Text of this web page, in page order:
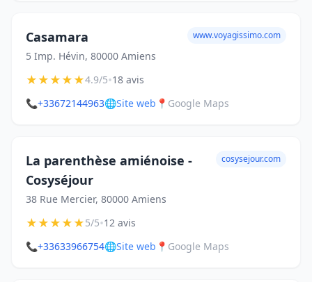
Casamara
5 Imp. Hévin, 80000 Amiens
www.voyagissimo.com
★★★★★4.9/5•18 avis
📞+33672144963🌐Site web 📍 Google Maps
La parenthèse amiénoise -
Cosyséjour
38 Rue Mercier, 80000 Amiens
cosysejour.com
★★★★★5/5•12 avis
📞+33633966754🌐Site web 📍 Google Maps